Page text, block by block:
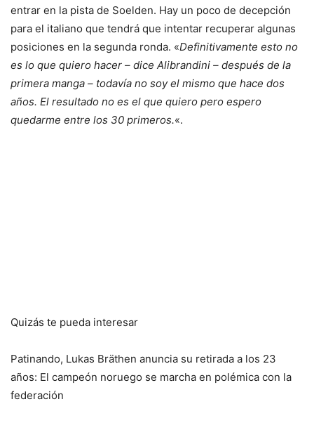
entrar en la pista de Soelden. Hay un poco de decepción
para el italiano que tendrá que intentar recuperar algunas
posiciones en la segunda ronda. «Definitivamente esto no
es lo que quiero hacer – dice Alibrandini – después de la
primera manga – todavía no soy el mismo que hace dos
años. El resultado no es el que quiero pero espero
quedarme entre los 30 primeros.«.
Quizás te pueda interesar
Patinando, Lukas Bräthen anuncia su retirada a los 23
años: El campeón noruego se marcha en polémica con la
federación